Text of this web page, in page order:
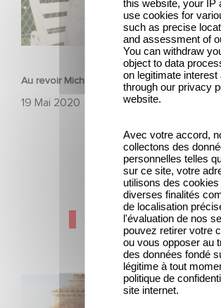
HISTORIE
Au revoir Michel Piccoli !
19 Mai 2020
Aktuelle
Gaumont und Good Hero kündigen die
Ballerina - Gib deinen Traum niemals auf an
this website, your IP
use cookies for
such as precise
and assessment of
You can withdraw
object to data
on legitimate interest
through our privacy
website.
Avec votre accord,
collectons des
personnelles telles
sur ce site, votre
utilisons des cookies
diverses finalités
de localisation
l'évaluation de nos
pouvez retirer votre
ou vous opposer au
des données fondé
légitime à tout
politique de
site internet.